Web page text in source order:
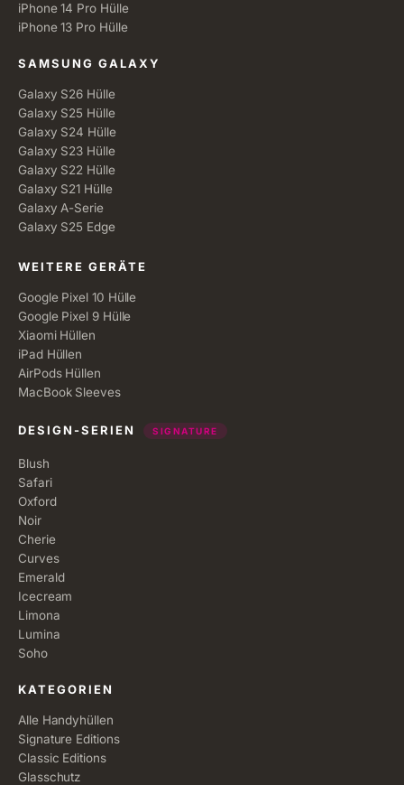
iPhone 14 Pro Hülle
iPhone 13 Pro Hülle
SAMSUNG GALAXY
Galaxy S26 Hülle
Galaxy S25 Hülle
Galaxy S24 Hülle
Galaxy S23 Hülle
Galaxy S22 Hülle
Galaxy S21 Hülle
Galaxy A-Serie
Galaxy S25 Edge
WEITERE GERÄTE
Google Pixel 10 Hülle
Google Pixel 9 Hülle
Xiaomi Hüllen
iPad Hüllen
AirPods Hüllen
MacBook Sleeves
DESIGN-SERIEN SIGNATURE
Blush
Safari
Oxford
Noir
Cherie
Curves
Emerald
Icecream
Limona
Lumina
Soho
KATEGORIEN
Alle Handyhüllen
Signature Editions
Classic Editions
Glasschutz